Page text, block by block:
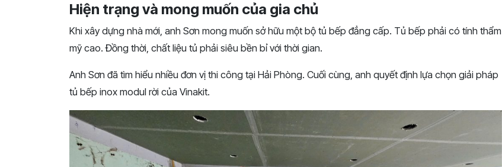
Hiện trạng và mong muốn của gia chủ
Khi xây dựng nhà mới, anh Sơn mong muốn sở hữu một bộ tủ bếp đẳng cấp. Tủ bếp phải có tính thẩm
mỹ cao. Đồng thời, chất liệu tủ phải siêu bền bỉ với thời gian.
Anh Sơn đã tìm hiểu nhiều đơn vị thi công tại Hải Phòng. Cuối cùng, anh quyết định lựa chọn giải pháp
tủ bếp inox modul rời của Vinakit.